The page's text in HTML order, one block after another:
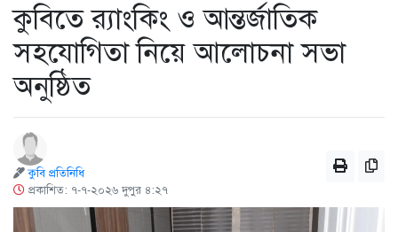
কুবিতে র‍্যাংকিং ও আন্তর্জাতিক
সহযোগিতা নিয়ে আলোচনা সভা
অনুষ্ঠিত
কুবি প্রতিনিধি
প্রকাশিত: ৭-৭-২০২৬ দুপুর ৪:২৭